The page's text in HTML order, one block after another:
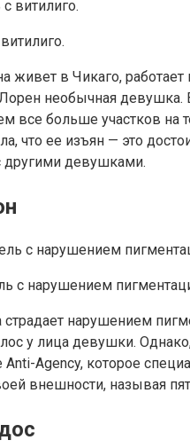
живет в Чикаго,
необычная девушка.
все больше участков на
что ее изъян — это
девушками.
с нарушением
страдает нарушением
у лица девушки.
Anti-Agency, которое
внешности, называя